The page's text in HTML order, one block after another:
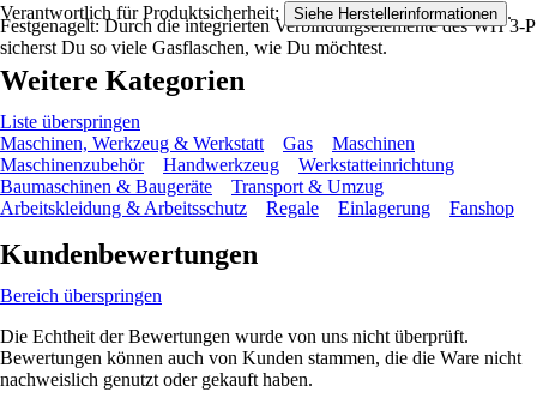
Festgenagelt: Durch die integrierten Verbindungselemente des WH 3-P
sicherst Du so viele Gasflaschen, wie Du möchtest.
Verantwortlich für Produktsicherheit: Siehe Herstellerinformationen .
Weitere Kategorien
Liste überspringen
Maschinen, Werkzeug & Werkstatt
Gas
Maschinen
Maschinenzubehör
Handwerkzeug
Werkstatteinrichtung
Baumaschinen & Baugeräte
Transport & Umzug
Arbeitskleidung & Arbeitsschutz
Regale Einlagerung Fanshop
Kundenbewertungen
Bereich überspringen
Die Echtheit der Bewertungen wurde von uns nicht überprüft.
Bewertungen können auch von Kunden stammen, die die Ware nicht
nachweislich genutzt oder gekauft haben.